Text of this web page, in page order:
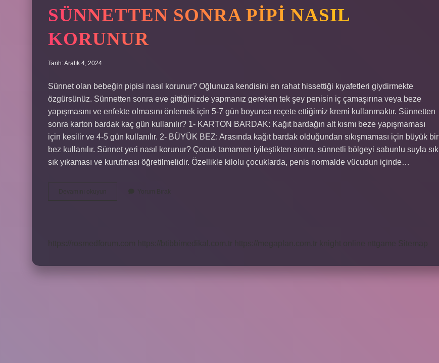
SÜNNETTEN SONRA PIPI NASIL
KORUNUR
Tarih: Aralık 4, 2024
Sünnet olan bebeğin pipisi nasıl korunur? Oğlunuza kendisini en rahat hissettiği kıyafetleri giydirmekte
özgürsünüz. Sünnetten sonra eve gittiğinizde yapmanız gereken tek şey penisin iç çamaşırına veya beze
yapışmasını ve enfekte olmasını önlemek için 5-7 gün boyunca reçete ettiğimiz kremi kullanmaktır. Sünnetten
sonra karton bardak kaç gün kullanılır? 1- KARTON BARDAK: Kağıt bardağın alt kısmı beze yapışmaması
için kesilir ve 4-5 gün kullanılır. 2- BÜYÜK BEZ: Arasında kağıt bardak olduğundan sıkışmaması için büyük bir
bez kullanılır. Sünnet yeri nasıl korunur? Çocuk tamamen iyileştikten sonra, sünnetli bölgeyi sabunlu suyla sık
sık yıkaması ve kurutması öğretilmelidir. Özellikle kilolu çocuklarda, penis normalde vücudun içinde…